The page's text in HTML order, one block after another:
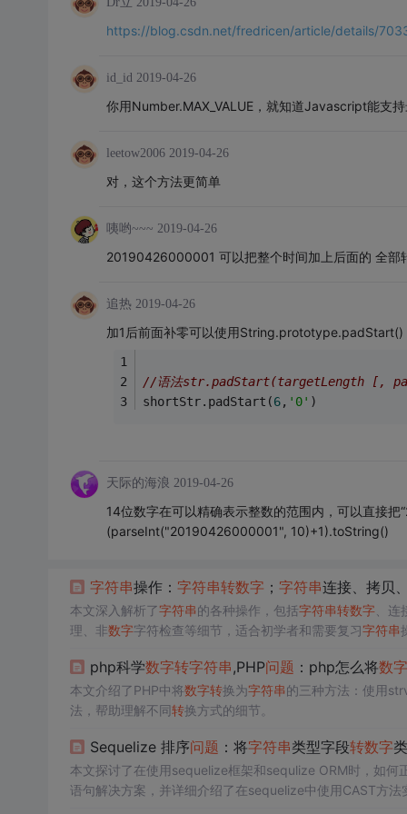
https://blog.csdn.net/fredricen/article/details/
id_id 2019-04-26
你用Number.MAX_VALUE，就知道Javascript能支
leetow2006 2019-04-26
对，这个方法更简单
咦哟~~~ 2019-04-26
20190426000001 可以把整个时间加上后面的 全部
追热 2019-04-26
加1后前面补零可以使用String.prototype.padStart()
//语法str.padStart(targetLength [,
shortStr.padStart(6, '0' )
天际的海浪 2019-04-26
14位数字在可以精确表示整数的范围内，可以直接
(parseInt("20190426000001", 10)+1).toString()
字符串操作： 字符串转数字 ； 字符串连接、拷贝
本文深入解析了字符串的各种操作，包括字符串转数字、连
理、非数字字符检查等细节，适合初学者和需要复习字符串
php科学数字转字符串,PHP问题 ：php怎么将数字
本文介绍了PHP中将数字转换为字符串的三种方法：使用
法，帮助理解不同转换方式的细节。
Sequelize 排序问题 ：将字符串类型字段转数字
本文探讨了在使用sequelize框架和sequlize ORM时，如何
语句解决方案，并详细介绍了在sequelize中使用CAST方法